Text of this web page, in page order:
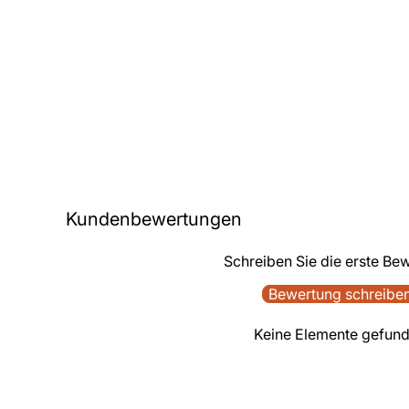
Kundenbewertungen
Schreiben Sie die erste
Bewertung
Keine Elemente